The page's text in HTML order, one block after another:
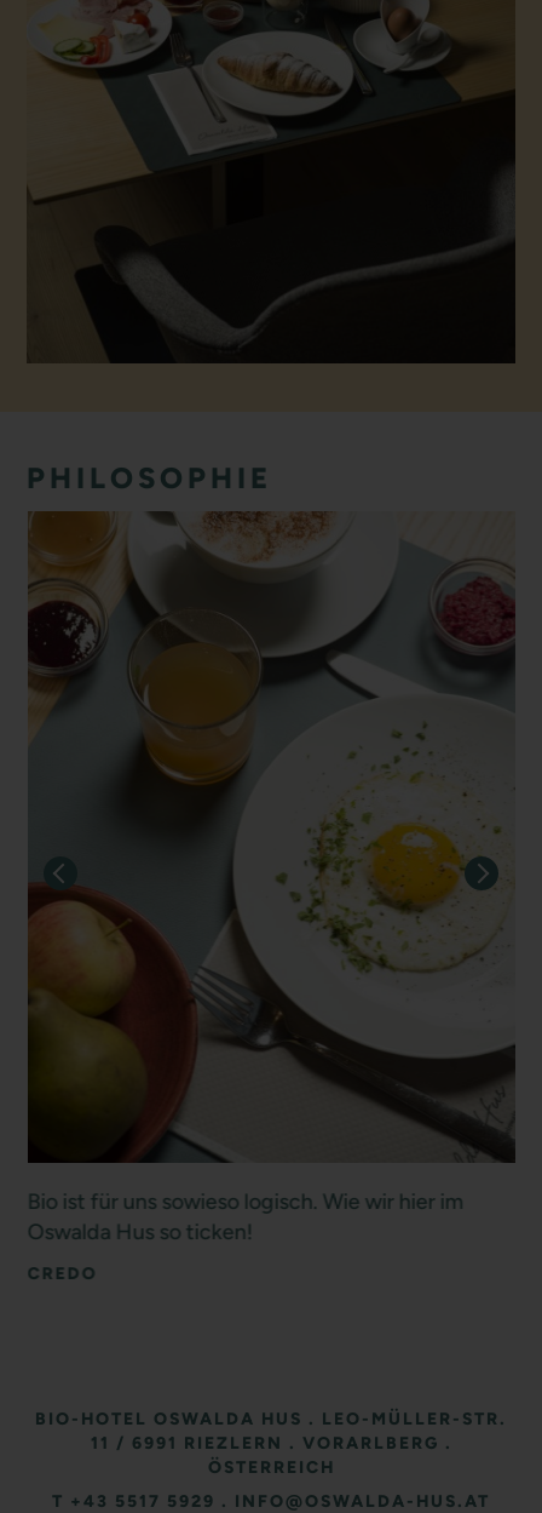
PHILOSOPHIE
Bio ist für uns sowieso logisch. Wie wir hier im
Oswalda Hus so ticken!
CREDO
BIO-HOTEL OSWALDA HUS . LEO-MÜLLER-STR.
11 / 6991 RIEZLERN . VORARLBERG .
ÖSTERREICH
T +43 5517 5929 . INFO@OSWALDA-HUS.AT